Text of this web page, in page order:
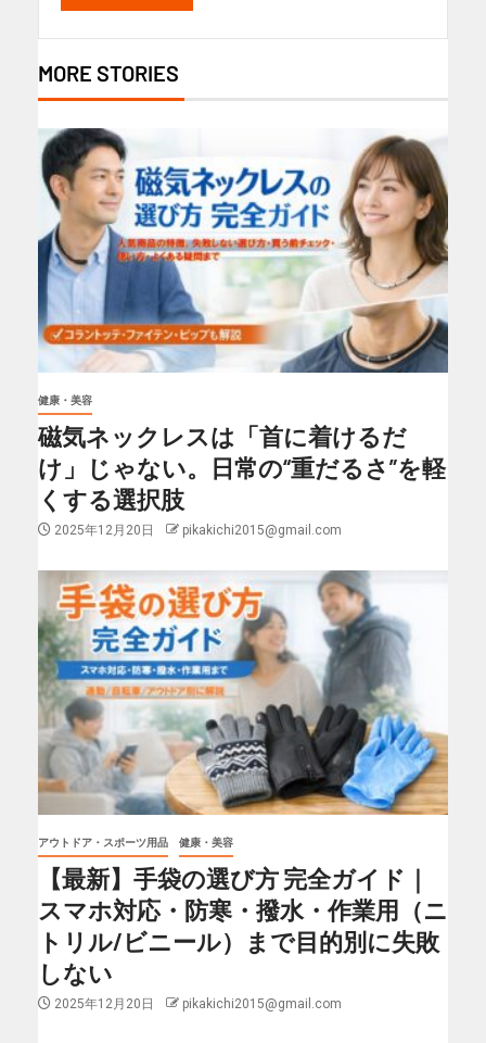
MORE STORIES
健康・美容
磁気ネックレスは「首に着けるだ
け」じゃない。日常の“重だるさ”を軽
くする選択肢
2025年12月20日 pikakichi2015@gmail.com
アウトドア・スポーツ用品 健康・美容
【最新】手袋の選び方 完全ガイド｜
スマホ対応・防寒・撥水・作業用（ニ
トリル/ビニール）まで目的別に失敗
しない
2025年12月20日 pikakichi2015@gmail.com